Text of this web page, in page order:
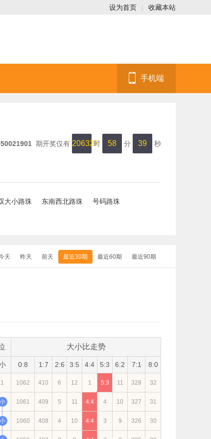
设为首页 | 收藏本站
手机端
期开奖仅有 206327
时 58 分 38 秒
大小路珠 东南西北路珠 号码路珠
天 昨天 前天 最近30期 最近60期 最近90期
大小比走势
0:8 1:7 2:6 3:5 4:4 5:3 6:2 7:1 8:0
1 1062 410 6 12 1 5:3 11 328 32
小 1061 409 5 11 4:4 4 10 327 31
小 1060 408 4 10 4:4 3 9 326 30